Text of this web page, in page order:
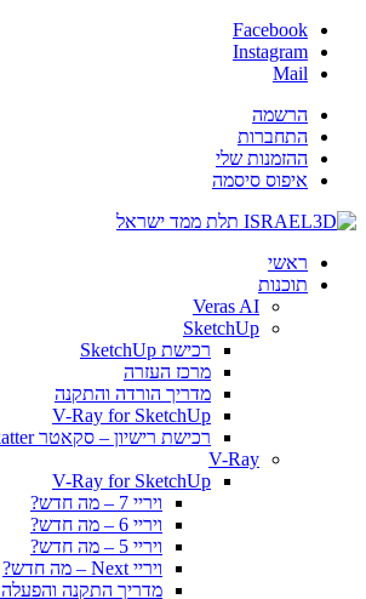
Facebook
Instagram
Mail
הרשמה
התחברות
ההזמנות שלי
איפוס סיסמה
ראשי
תוכנות
Veras AI
SketchUp
רכישת SketchUp
מרכז העזרה
מדריך הורדה והתקנה
V-Ray for SketchUp
רכישת רישיון – סקאטר Skatter
V-Ray
V-Ray for SketchUp
ויריי 7 – מה חדש?
ויריי 6 – מה חדש?
ויריי 5 – מה חדש?
ויריי Next – מה חדש?
מדריך התקנה והפעלה V-Ray for SketchUp